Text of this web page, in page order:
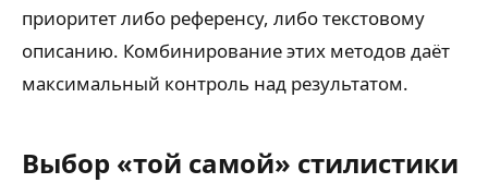
приоритет либо референсу, либо текстовому
описанию. Комбинирование этих методов даёт
максимальный контроль над результатом.
Выбор «той самой» стилистики